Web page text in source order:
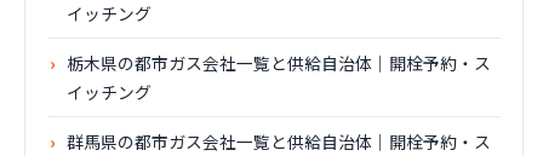
イッチング
栃木県の都市ガス会社一覧と供給自治体｜開栓予約・ス
イッチング
群馬県の都市ガス会社一覧と供給自治体｜開栓予約・ス